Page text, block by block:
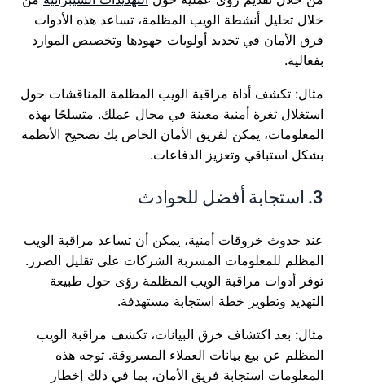
خلال تحليل أنشطة الويب المظلمة، تساعد هذه الأدوات
فرق الأمان في تحديد أولويات جهودها وتخصيص الموارد
بفعالية.
مثال: تكشف أداة مراقبة الويب المظلمة المناقشات حول
استغلال ثغرة أمنية معينة في مجال عملك. متسلحًا بهذه
المعلومات، يمكن لفريق الأمان الخاص بك تصحيح الأنظمة
بشكل استباقي وتعزيز الدفاعات.
3. استجابة أفضل للحوادث
عند حدوث خروقات أمنية، يمكن أن تساعد مراقبة الويب
المظلم للمعلومات المسربة الشركات على تقليل الضرر.
توفر أدوات مراقبة الويب المظلمة رؤى حول طبيعة
التهديد وتطوير خطة استجابة مستهدفة.
مثال: بعد اكتشاف خرق البيانات، تكشف مراقبة الويب
المظلم عن بيع بيانات العملاء المسروقة. توجه هذه
المعلومات استجابة فريق الأمان، بما في ذلك إخطار